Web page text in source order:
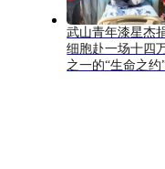
武山青年漆星杰
细胞赴一场十四
之一的“生命之约